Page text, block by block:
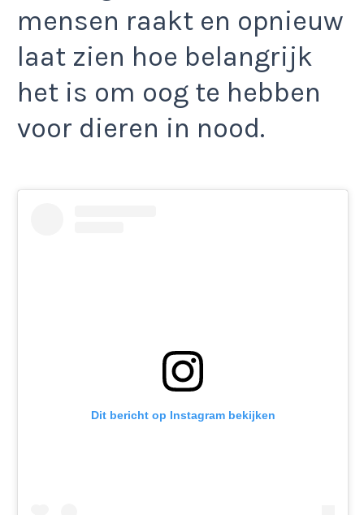
mensen raakt en opnieuw
laat zien hoe belangrijk
het is om oog te hebben
voor dieren in nood.
Dit bericht op Instagram bekijken